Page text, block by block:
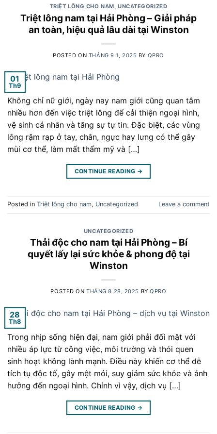
TRIỆT LÔNG CHO NAM, UNCATEGORIZED
Triệt lông nam tại Hải Phòng – Giải pháp
an toàn, hiệu quả lâu dài tại Winston
POSTED ON THÁNG 9 1, 2025 BY QPRO
01
Th9
Không chỉ nữ giới, ngày nay nam giới cũng quan tâm
nhiều hơn đến việc triệt lông để cải thiện ngoại hình,
vệ sinh cá nhân và tăng sự tự tin. Đặc biệt, các vùng
lông rậm rạp ở tay, chân, ngực hay lưng có thể gây
mùi cơ thể, làm mất thẩm mỹ và […]
CONTINUE READING →
Posted in Triệt lông cho nam, Uncategorized Leave a comment
UNCATEGORIZED
Thải độc cho nam tại Hải Phòng – Bí
quyết lấy lại sức khỏe & phong độ tại
Winston
POSTED ONTHÁNG 8 28, 2025 BYQPRO
28
Th8
Trong nhịp sống hiện đại, nam giới phải đối mặt với
nhiều áp lực từ công việc, môi trường và thói quen
sinh hoạt không lành mạnh. Điều này khiến cơ thể dễ
tích tụ độc tố, gây mệt mỏi, suy giảm sức khỏe và ảnh
hưởng đến ngoại hình. Chính vì vậy, dịch vụ […]
CONTINUE READING →